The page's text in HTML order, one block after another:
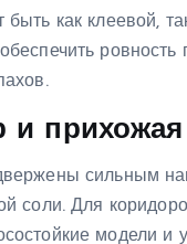
быть как клеевой,
ровность
и прихожая
сильным
соли. Для
модели и